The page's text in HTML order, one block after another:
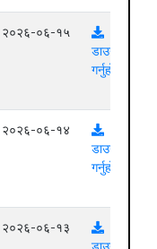
२०२६-०६-१५
डाउनलोड
गर्नुहोस्
२०२६-०६-१४
डाउनलोड
गर्नुहोस्
२०२६-०६-१३